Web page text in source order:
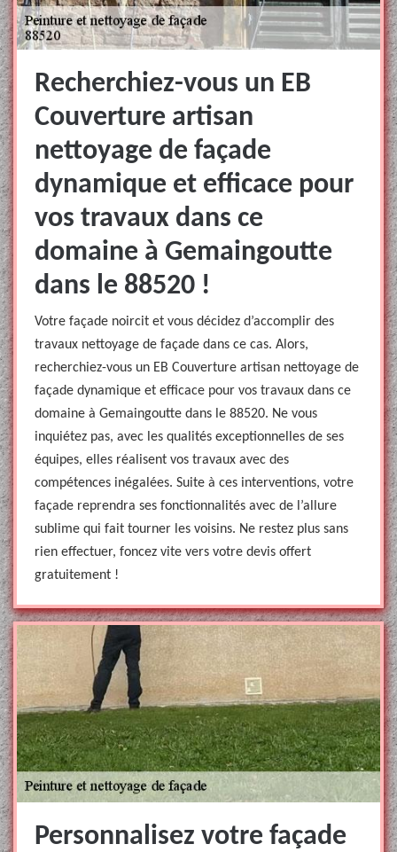
Recherchiez-vous un EB
Couverture artisan
nettoyage de façade
dynamique et efficace pour
vos travaux dans ce
domaine à Gemaingoutte
dans le 88520 !
Votre façade noircit et vous décidez d’accomplir des
travaux nettoyage de façade dans ce cas. Alors,
recherchiez-vous un EB Couverture artisan nettoyage de
façade dynamique et efficace pour vos travaux dans ce
domaine à Gemaingoutte dans le 88520. Ne vous
inquiétez pas, avec les qualités exceptionnelles de ses
équipes, elles réalisent vos travaux avec des
compétences inégalées. Suite à ces interventions, votre
façade reprendra ses fonctionnalités avec de l’allure
sublime qui fait tourner les voisins. Ne restez plus sans
rien effectuer, foncez vite vers votre devis offert
gratuitement !
Personnalisez votre façade